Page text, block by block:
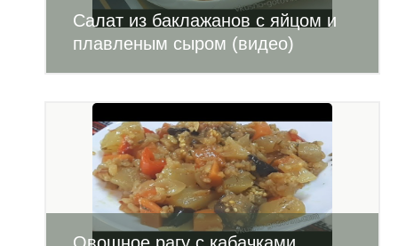
Салат из баклажанов с яйцом и
плавленым сыром (видео)